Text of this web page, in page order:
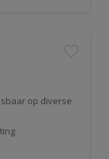
op diverse